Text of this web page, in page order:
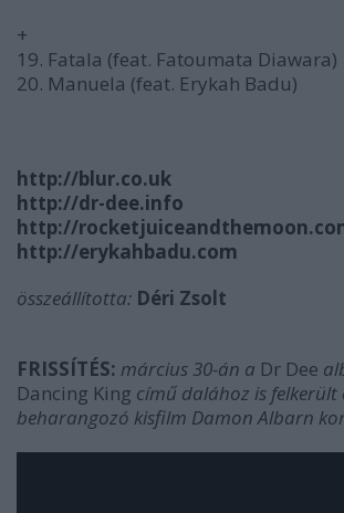
+
19. Fatala (feat. Fatoumata Diawara)
20. Manuela (feat. Erykah Badu)
http://blur.co.uk
http://dr-dee.info
http://
http://erykahbadu.com
összeállította: Déri Zsolt
FRISSÍTÉS: március 30-án a Dr Dee
Dancing King című dalához is felkerült
beharangozó kisfilm Damon Albarn